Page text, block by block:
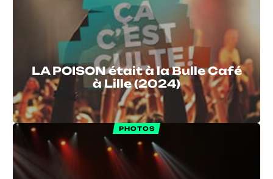
LA POISON était à la Bulle Café
à Lille (2024)
PHOTOS